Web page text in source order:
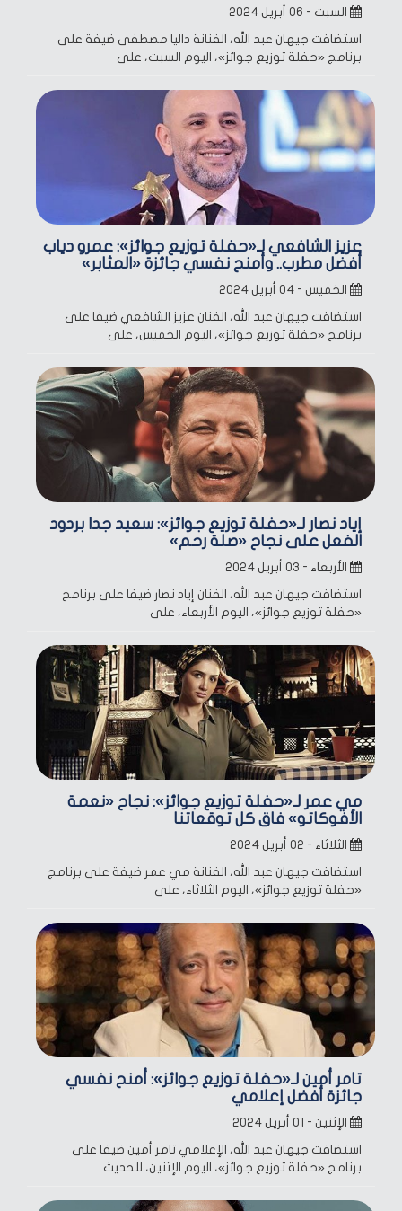
السبت - ٠٦ أبريل ٢٠٢٤
استضافت جيهان عبد الله، الفنانة داليا مصطفى ضيفة على
برنامج «حفلة توزيع جوائز»، اليوم السبت، على
عزيز الشافعي لـ«حفلة توزيع جوائز»: عمرو دياب
أفضل مطرب.. وأمنح نفسي جائزة «المثابر»
الخميس - ٠٤ أبريل ٢٠٢٤
استضافت جيهان عبد الله، الفنان عزيز الشافعي ضيفا على
برنامج «حفلة توزيع جوائز»، اليوم الخميس، على
إياد نصار لـ«حفلة توزيع جوائز»: سعيد جدا بردود
الفعل على نجاح «صلة رحم»
الأربعاء - ٠٣ أبريل ٢٠٢٤
استضافت جيهان عبد الله، الفنان إياد نصار ضيفا على برنامج
«حفلة توزيع جوائز»، اليوم الأربعاء، على
مي عمر لـ«حفلة توزيع جوائز»: نجاح «نعمة
الأفوكاتو» فاق كل توقعاتنا
الثلاثاء - ٠٢ أبريل ٢٠٢٤
استضافت جيهان عبد الله، الفنانة مي عمر ضيفة على برنامج
«حفلة توزيع جوائز»، اليوم الثلاثاء، على
تامر أمين لـ«حفلة توزيع جوائز»: أمنح نفسي
جائزة أفضل إعلامي
الإثنين - ٠١ أبريل ٢٠٢٤
استضافت جيهان عبد الله، الإعلامي تامر أمين ضيفا على
برنامج «حفلة توزيع جوائز»، اليوم الإثنين، للحديث